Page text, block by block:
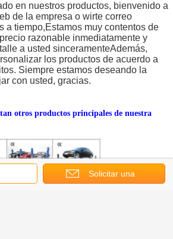
en nuestros productos, bienvenido a
de la empresa o wirte correo
a tiempo,Estamos muy contentos de
razonable inmediatamente y
a usted sinceramenteAdemás,
los productos de acuerdo a
Siempre estamos deseando la
con usted, gracias.
otros productos principales de nuestra
Solicitar una